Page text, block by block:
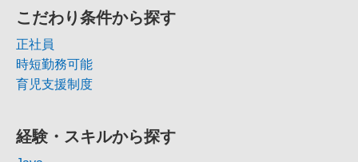
こだわり条件から探す
正社員
時短勤務可能
育児支援制度
経験・スキルから探す